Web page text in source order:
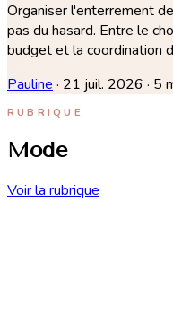
Organiser l'enterrement
pas du hasard. Entre le
budget et la coordination
Pauline · 21 juil. 2026 · 5
RUBRIQUE
Mode
Voir la rubrique